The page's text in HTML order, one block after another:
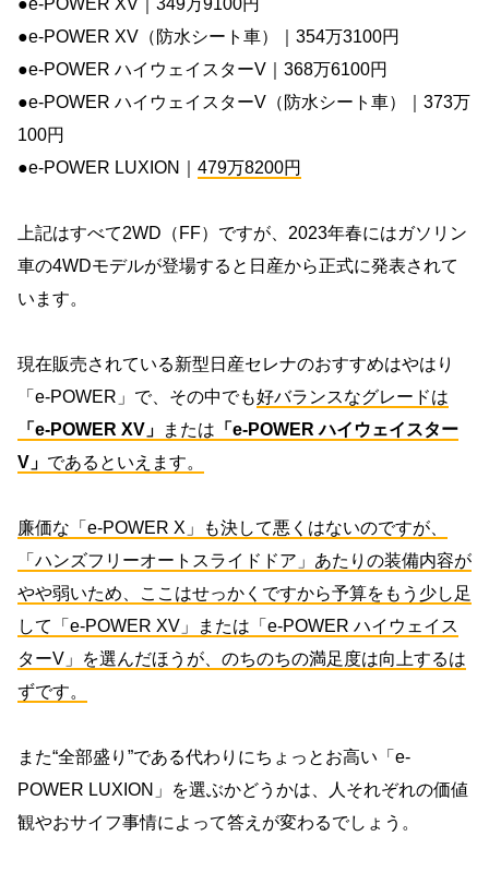
●e-POWER XV｜349万9100円
●e-POWER XV（防水シート車）｜354万3100円
●e-POWER ハイウェイスターV｜368万6100円
●e-POWER ハイウェイスターV（防水シート車）｜373万
100円
●e-POWER LUXION｜ 479万8200円
上記はすべて2WD（FF）ですが、2023年春にはガソリン
車の4WDモデルが登場すると日産から正式に発表されて
います。
現在販売されている新型日産セレナのおすすめはやはり
「e-POWER」で、その中でも好バランスなグレードは
「e-POWER XV」
または 「e-POWER ハイウェイスター
V」 であるといえます。
廉価な「e-POWER X」も決して悪くはないのですが、
「ハンズフリーオートスライドドア」あたりの装備内容が
やや弱いため、ここはせっかくですから予算をもう少し足
して「e-POWER XV」または「e-POWER ハイウェイス
ターV」を選んだほうが、のちのちの満足度は向上するは
ずです。
また“全部盛り”である代わりにちょっとお高い「e-
POWER LUXION」を選ぶかどうかは、人それぞれの価値
観やおサイフ事情によって答えが変わるでしょう。